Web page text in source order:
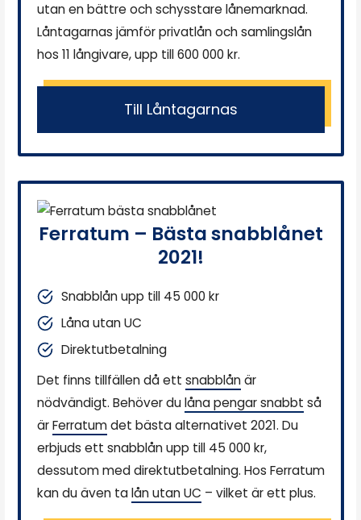
utan en bättre och schysstare lånemarknad.
Låntagarnas jämför privatlån och samlingslån
hos 11 långivare, upp till 600 000 kr.
Till Låntagarnas
Ferratum – Bästa snabblånet
2021!
Snabblån upp till 45 000 kr
Låna utan UC
Direktutbetalning
Det finns tillfällen då ett snabblånär
nödvändigt. Behöver dulåna pengar snabbt så
ärFerratumdet bästa alternativet 2021. Du
erbjuds ett snabblån upp till 45 000 kr,
dessutom med direktutbetalning. Hos Ferratum
kan du även talån utan UC – vilket är ett plus.